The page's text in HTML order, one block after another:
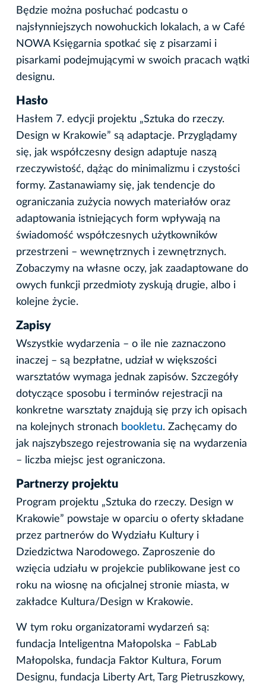
Będzie można posłuchać podcastu o
najsłynniejszych nowohuckich lokalach, a w Café
NOWA Księgarnia spotkać się z pisarzami i
pisarkami podejmującymi w swoich pracach wątki
designu.
Hasło
Hasłem 7. edycji projektu „Sztuka do rzeczy.
Design w Krakowie” są adaptacje. Przyglądamy
się, jak współczesny design adaptuje naszą
rzeczywistość, dążąc do minimalizmu i czystości
formy. Zastanawiamy się, jak tendencje do
ograniczania zużycia nowych materiałów oraz
adaptowania istniejących form wpływają na
świadomość współczesnych użytkowników
przestrzeni – wewnętrznych i zewnętrznych.
Zobaczymy na własne oczy, jak zaadaptowane do
owych funkcji przedmioty zyskują drugie, albo i
kolejne życie.
Zapisy
Wszystkie wydarzenia – o ile nie zaznaczono
inaczej – są bezpłatne, udział w większości
warsztatów wymaga jednak zapisów. Szczegóły
dotyczące sposobu i terminów rejestracji na
konkretne warsztaty znajdują się przy ich opisach
na kolejnych stronach bookletu. Zachęcamy do
jak najszybszego rejestrowania się na wydarzenia
– liczba miejsc jest ograniczona.
Partnerzy projektu
Program projektu „Sztuka do rzeczy. Design w
Krakowie” powstaje w oparciu o oferty składane
przez partnerów do Wydziału Kultury i
Dziedzictwa Narodowego. Zaproszenie do
wzięcia udziału w projekcie publikowane jest co
roku na wiosnę na oficjalnej stronie miasta, w
zakładce Kultura/Design w Krakowie.
W tym roku organizatorami wydarzeń są:
fundacja Inteligentna Małopolska – FabLab
Małopolska, fundacja Faktor Kultura, Forum
Designu, fundacja Liberty Art, Targ Pietruszkowy,